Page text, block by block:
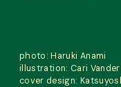
photo: Haruki Anami
illustration: Cari
cover design: